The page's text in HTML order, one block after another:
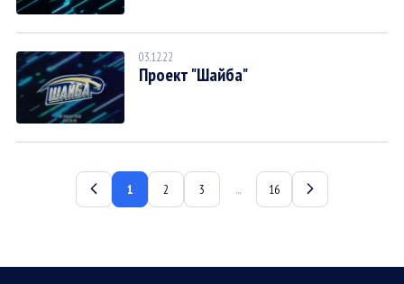
03.12.22
Проект "Шайба"
1 2 3 ... 16